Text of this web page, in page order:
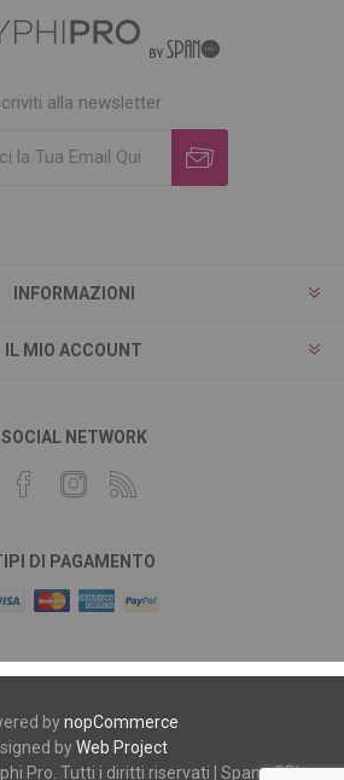
alla newsletter
INFORMAZIONI
IL MIO ACCOUNT
SOCIAL NETWORK
DI PAGAMENTO
bynopCommerce
byWeb Project
Pro. Tutti i diritti riservati | Spano SRL